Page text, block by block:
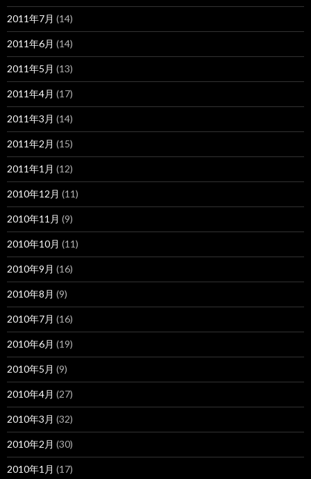
2011年7月 (14)
2011年6月 (14)
2011年5月 (13)
2011年4月 (17)
2011年3月 (14)
2011年2月 (15)
2011年1月 (12)
2010年12月 (11)
2010年11月 (9)
2010年10月 (11)
2010年9月 (16)
2010年8月 (9)
2010年7月 (16)
2010年6月 (19)
2010年5月 (9)
2010年4月 (27)
2010年3月 (32)
2010年2月 (30)
2010年1月 (17)